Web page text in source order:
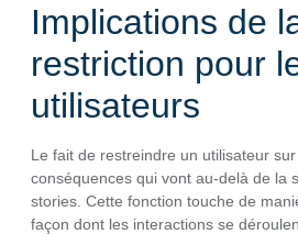
Implications de
restriction pour
utilisateurs
Le fait de restreindre un utilisateur
conséquences qui vont au-delà de la
stories. Cette fonction touche de
façon dont les interactions se